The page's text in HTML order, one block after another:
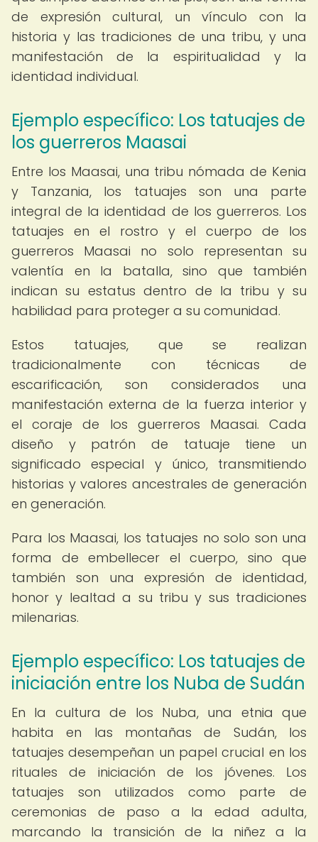
de expresión cultural, un vínculo con la
historia y las tradiciones de una tribu, y una
manifestación de la espiritualidad y la
identidad individual.
Ejemplo específico: Los tatuajes de
los guerreros Maasai
Entre los Maasai, una tribu nómada de Kenia
y Tanzania, los tatuajes son una parte
integral de la identidad de los guerreros. Los
tatuajes en el rostro y el cuerpo de los
guerreros Maasai no solo representan su
valentía en la batalla, sino que también
indican su estatus dentro de la tribu y su
habilidad para proteger a su comunidad.
Estos tatuajes, que se realizan
tradicionalmente con técnicas de
escarificación, son considerados una
manifestación externa de la fuerza interior y
el coraje de los guerreros Maasai. Cada
diseño y patrón de tatuaje tiene un
significado especial y único, transmitiendo
historias y valores ancestrales de generación
en generación.
Para los Maasai, los tatuajes no solo son una
forma de embellecer el cuerpo, sino que
también son una expresión de identidad,
honor y lealtad a su tribu y sus tradiciones
milenarias.
Ejemplo específico: Los tatuajes de
iniciación entre los Nuba de Sudán
En la cultura de los Nuba, una etnia que
habita en las montañas de Sudán, los
tatuajes desempeñan un papel crucial en los
rituales de iniciación de los jóvenes. Los
tatuajes son utilizados como parte de
ceremonias de paso a la edad adulta,
marcando la transición de la niñez a la